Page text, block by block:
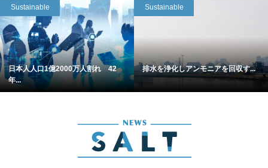
Sustainable
日本人人口1億2000万人割れ 42
年...
Sustainable
排水を浄化しアンモニアを回収す...